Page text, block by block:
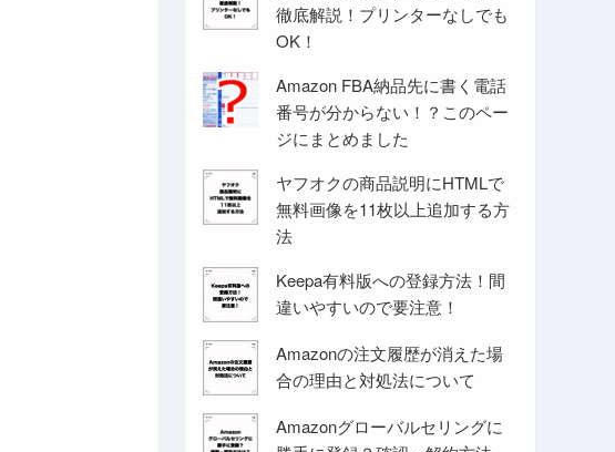
徹底解説！プリンターなしでも
OK！
Amazon FBA納品先に書く電話
番号が分からない！？このペー
ジにまとめました
ヤフオクの商品説明にHTMLで
無料画像を11枚以上追加する方
法
Keepa有料版への登録方法！間
違いやすいので要注意！
Amazonの注文履歴が消えた場
合の理由と対処法について
Amazonグローバルセリングに